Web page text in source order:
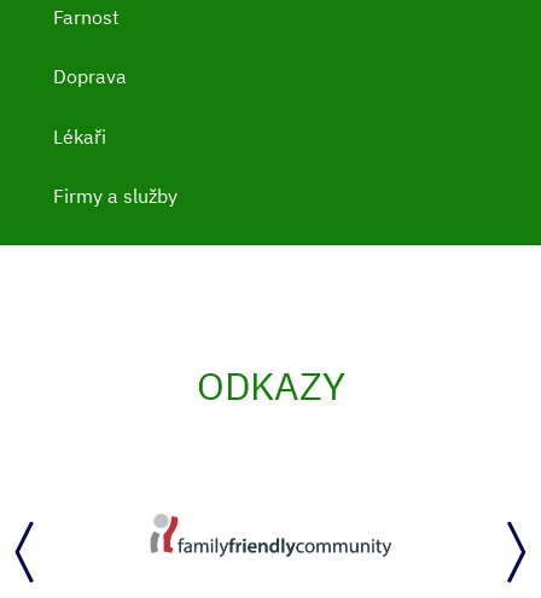
Farnost
Doprava
Lékaři
Firmy a služby
ODKAZY